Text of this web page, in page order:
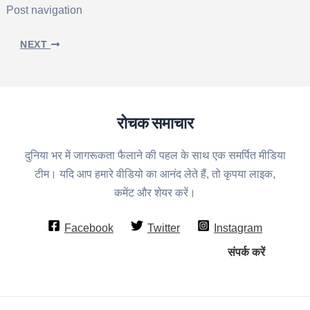
Post navigation
NEXT
रोचक समाचार
दुनिया भर में जागरूकता फैलाने की पहल के साथ एक समर्पित मीडिया
टीम। यदि आप हमारे वीडियो का आनंद लेते हैं, तो कृपया लाइक,
कमेंट और शेयर करें।
Facebook Twitter
Instagram
संपर्क करें